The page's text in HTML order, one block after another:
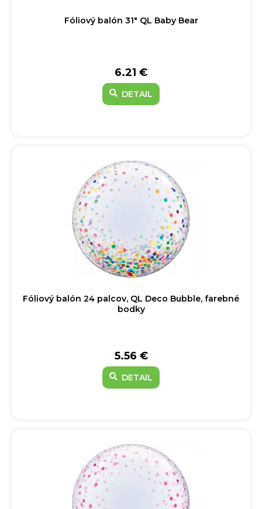
Fóliový balón 31" QL Baby Bear
6.21 €
DETAIL
Fóliový balón 24 palcov, QL Deco Bubble, farebné
bodky
5.56 €
DETAIL